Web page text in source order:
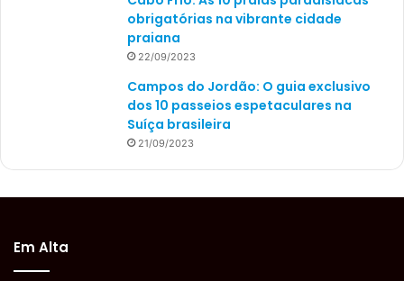
obrigatórias na vibrante cidade
praiana
22/09/2023
Campos do Jordão: O guia exclusivo
dos 10 passeios espetaculares na
Suíça brasileira
21/09/2023
Em Alta